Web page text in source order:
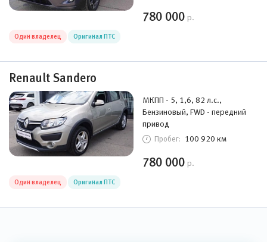
780 000 р.
Один владелец Оригинал ПТС
Renault Sandero
МКПП - 5, 1,6, 82 л.с.,
Бензиновый, FWD - передний
привод
Пробег: 100 920 км
780 000 р.
Один владелец Оригинал ПТС